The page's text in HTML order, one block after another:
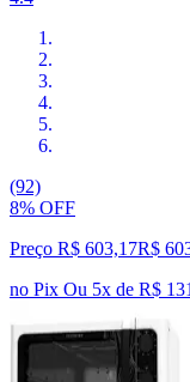
(92)
8% OFF
Preço R$ 603,17R$
no Pix Ou 5x de R$